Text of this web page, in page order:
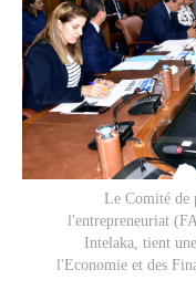
Le Comité de
l'entrepreneuriat
Intelaka, tient
l'Economie et des